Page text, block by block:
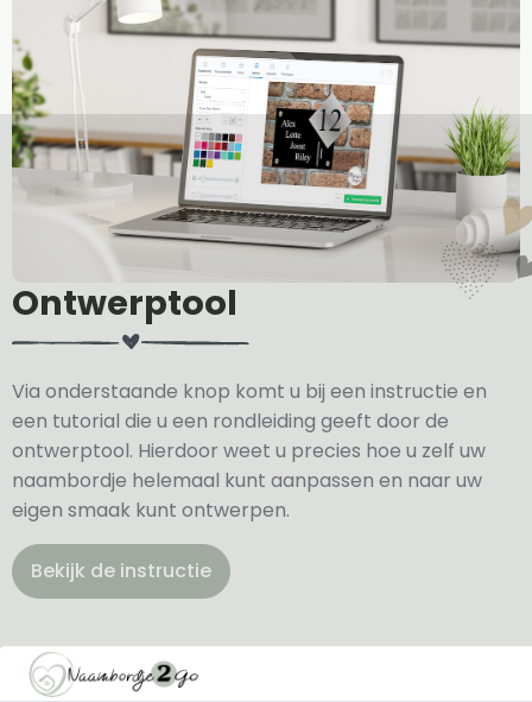
Ontwerptool
Via onderstaande knop komt u bij een instructie en
een tutorial die u een rondleiding geeft door de
ontwerptool. Hierdoor weet u precies hoe u zelf uw
naambordje helemaal kunt aanpassen en naar uw
eigen smaak kunt ontwerpen.
Bekijk de instructie